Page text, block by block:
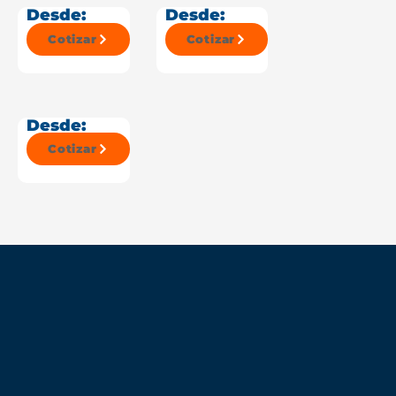
Desde:
Cotizar
Desde:
Cotizar
Desde:
Cotizar